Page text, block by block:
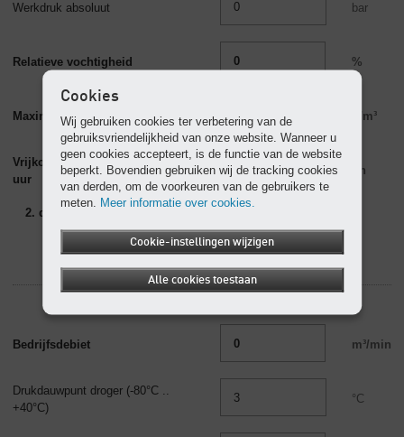
Werkdruk absoluut bar
Relatieve vochtigheid %
Maximum vochtigheid g/m³
Vrijkomend condensaat per
uur
l/h
2. droger
Bedrijfsdebiet m³/min
Drukdauwpunt droger (-80°C ..
+40°C)
°C
Cookies
Wij gebruiken cookies ter verbetering van de
gebruiksvriendelijkheid van onze website. Wanneer u
geen cookies accepteert, is de functie van de website
beperkt. Bovendien gebruiken wij de tracking cookies
van derden, om de voorkeuren van de gebruikers te
meten. Meer informatie over cookies.
Cookie-instellingen wijzigen
Alle cookies toestaan